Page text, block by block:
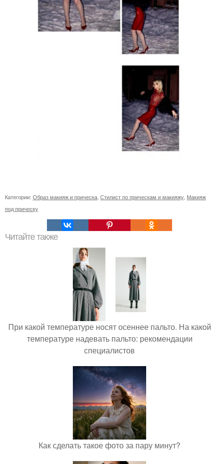
Категории: Образ макияж и прическа Стилист по прическам и макияжу Макияж
под прическу
Читайте также
При какой температуре носят осеннее пальто. На какой
температуре надевать пальто: рекомендации
специалистов
Как сделать такое фото за пару минут?